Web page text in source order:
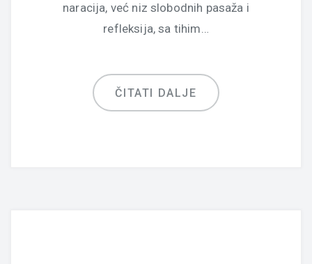
naracija, već niz slobodnih pasaža i
refleksija, sa tihim…
ČITATI DALJE